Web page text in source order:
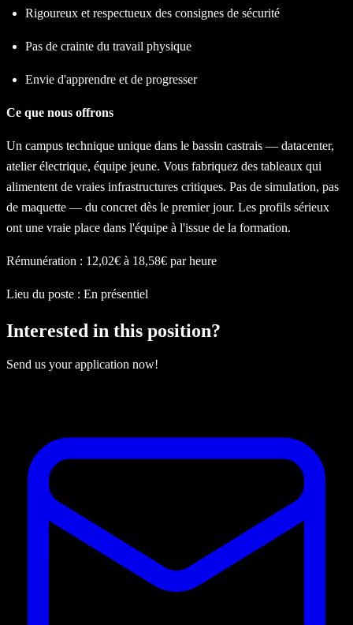
Rigoureux et respectueux des consignes de sécurité
Pas de crainte du travail physique
Envie d'apprendre et de progresser
Ce que nous offrons
Un campus technique unique dans le bassin castrais — datacenter,
atelier électrique, équipe jeune. Vous fabriquez des tableaux qui
alimentent de vraies infrastructures critiques. Pas de simulation, pas
de maquette — du concret dès le premier jour. Les profils sérieux
ont une vraie place dans l'équipe à l'issue de la formation.
Rémunération : 12,02€ à 18,58€ par heure
Lieu du poste : En présentiel
Interested in this position?
Send us your application now!